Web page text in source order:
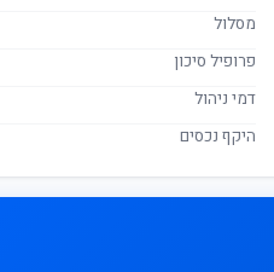
מסלול
פרופיל סיכון
דמי ניהול
היקף נכסים